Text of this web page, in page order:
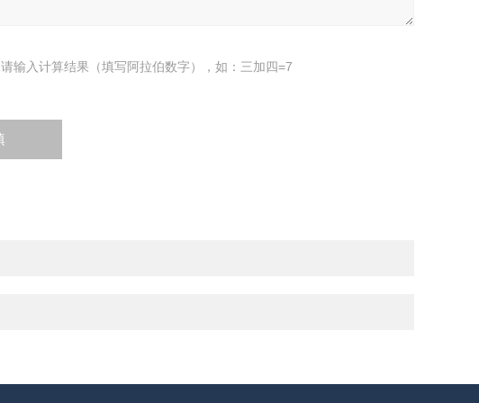
请输入计算结果（填写阿拉伯数字），如：三加四=7